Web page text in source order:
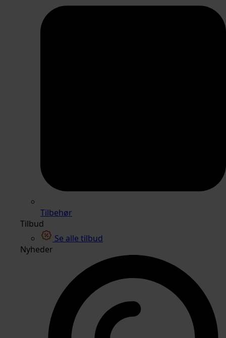
Tilbehør
Tilbud
Se alle tilbud
Nyheder